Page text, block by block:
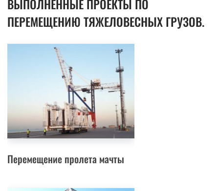
ВЫПОЛНЕННЫЕ ПРОЕКТЫ ПО
ПЕРЕМЕЩЕНИЮ ТЯЖЕЛОВЕСНЫХ ГРУЗОВ.
Перемещение пролета мачты